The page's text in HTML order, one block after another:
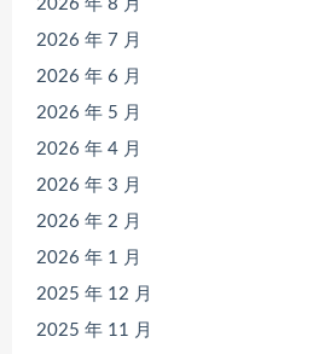
2026 年 8 月
2026 年 7 月
2026 年 6 月
2026 年 5 月
2026 年 4 月
2026 年 3 月
2026 年 2 月
2026 年 1 月
2025 年 12 月
2025 年 11 月